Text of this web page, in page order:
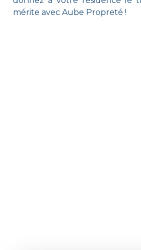
mérite avec Aube Propreté !